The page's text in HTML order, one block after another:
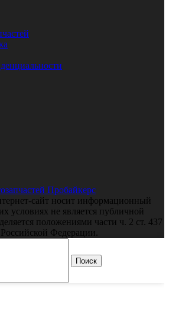
Пробайкерс
сайт носит информационный
условиях не является публичной
положениями части ч. 2 ст. 437
Российской Федерации.
Поиск